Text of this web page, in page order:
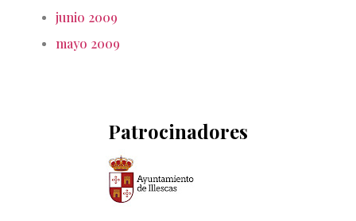
junio 2009
mayo 2009
Patrocinadores